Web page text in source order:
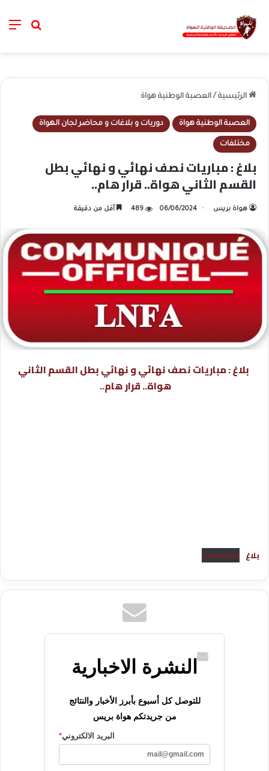
خانة
الرئيسية / العصبة الوطنية هواة
العصبة الوطنية هواة دوريات و بلاغات و محاضر لجان الهواة
مختلفات
بلاغ : مباريات نصف نهائي و نهائي بطل
القسم الثاني هواة.. قرار هام..
هواة بريس 06/06/2024
489 أقل من دقيقة
بلاغ : مباريات نصف نهائي و نهائي بطل القسم الثاني
هواة.. قرار هام..
بلاغ Download
النشرة الاخبارية
للتوصل كل أسبوع بأبرز الأخبار والنتائج
من جريدتكم هواة بريس
البريد الالكتروني*